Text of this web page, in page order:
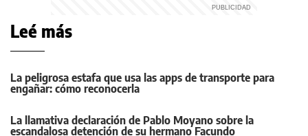
Leé más
La peligrosa estafa que usa las apps de transporte para
engañar: cómo reconocerla
La llamativa declaración de Pablo Moyano sobre la
escandalosa detención de su hermano Facundo